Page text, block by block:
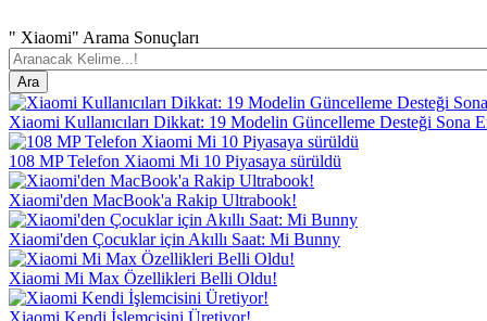
" Xiaomi" Arama Sonuçları
Xiaomi Kullanıcıları Dikkat: 19 Modelin Güncelleme Desteği Sona
108 MP Telefon Xiaomi Mi 10 Piyasaya sürüldü
Xiaomi'den MacBook'a Rakip Ultrabook!
Xiaomi'den Çocuklar için Akıllı Saat: Mi Bunny
Xiaomi Mi Max Özellikleri Belli Oldu!
Xiaomi Kendi İşlemcisini Üretiyor!